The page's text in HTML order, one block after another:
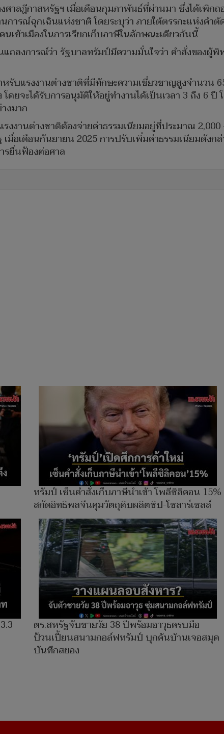
าลฎีกาสหรัฐฯ เมื่อเดือนกุมภาพันธ์ที่ผ่านมา ซึ่งได้เพิก
การณ์ฉุกเฉินแห่งชาติ โดยระบุว่า ภายใต้ตรรกะแห่งค
ข้าเมืองในการเรียกเก็บภาษีในลักษณะเดียวกันนี้
ถลงการณ์ว่า รัฐบาลทรัมป์มีความมั่นใจว่า คำสั่งของผู้
หรับแรงงานต่างชาติที่มีทักษะความเชี่ยวชาญสูงจำนวน
ยจะได้รับการอนุมัติให้อยู่ทำงานได้เป็นเวลา 3 ถึง 6 ปี
งมาก
งงานต่างชาติต้องจ่ายค่าธรรมเนียมอยู่ที่ประมาณ
มื่อเดือนกันยายน 2025 การปรับเพิ่มค่าธรรมเนียมดังก
รยื่นฟ้องต่อศาล
ทรัมป์ เซ็นคำสั่งเก็บภาษีนำเข้า โพลีซิลิคอน 15%
สกัดอิทธิพลจีนคุมวัตถุดิบผลิตชิป-โซลาร์เซลล์
ตร.สหรัฐจับชายวัย 38 ปีพร้อมอาวุธครบมือ
ป้วนเปี้ยนสนามกอล์ฟทรัมป์ บุกค้นบ้านเจอสมุด
บันทึกสยอง